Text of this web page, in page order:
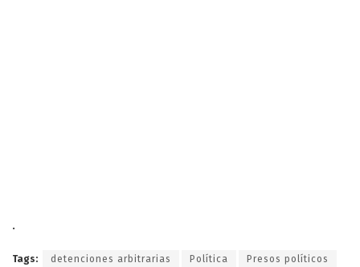
.
Tags: detenciones arbitrarias Política Presos políticos